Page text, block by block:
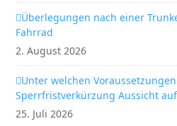
Überlegungen nach einer
Fahrrad
2. August 2026
Unter welchen
Sperrfristverkürzung Aussicht
25. Juli 2026